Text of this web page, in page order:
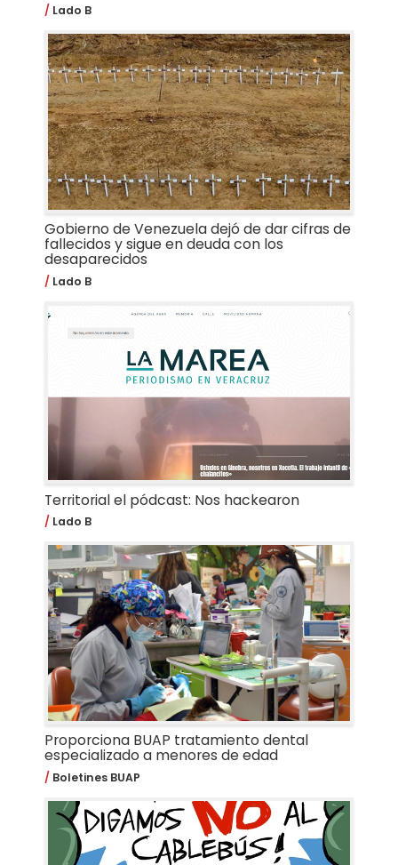
Lado B
Gobierno de Venezuela dejó de dar cifras de
fallecidos y sigue en deuda con los
desaparecidos
Lado B
Territorial el pódcast: Nos hackearon
Lado B
Proporciona BUAP tratamiento dental
especializado a menores de edad
Boletines BUAP